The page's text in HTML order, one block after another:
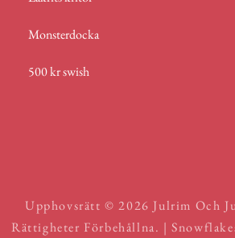
Monsterdocka
500 kr swish
Upphovsrätt © 2026 Julrim Och
Rättigheter Förbehållna. |